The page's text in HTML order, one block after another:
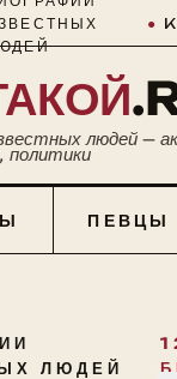
●
людей —
политики
ПЕВЦЫ
ЛЮДЕЙ